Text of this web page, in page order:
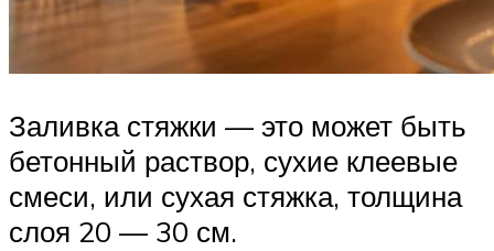
Заливка стяжки — это может быть
бетонный раствор, сухие клеевые
смеси, или сухая стяжка, толщина
слоя 20 — 30 см.